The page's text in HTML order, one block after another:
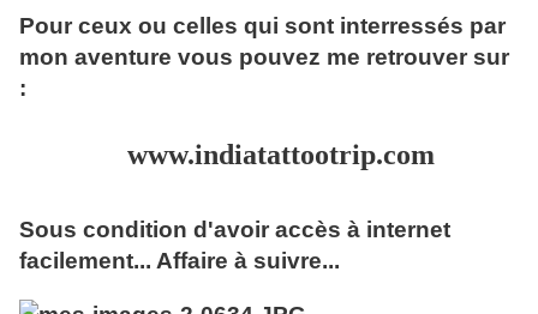
Pour ceux ou celles qui sont interressés par
mon aventure vous pouvez me retrouver sur
:
www.indiatattootrip.com
Sous condition d'avoir accès à internet
facilement... Affaire à suivre...